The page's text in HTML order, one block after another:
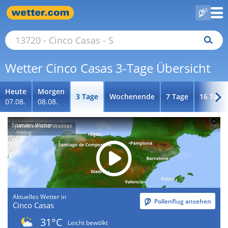
Wetter Cinco Casas 3-Tage Übersicht
Heute
07.08.
Morgen
08.08.
3 Tage Wochenende 7 Tage 16 Tage
Spanien-Wetter
Aktuelles Wetter in
Cinco Casas Pollenflug ansehen
31°C
Leicht bewölkt